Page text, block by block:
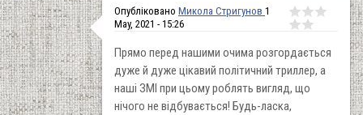
Опубліковано Микола Стригунов 1
May, 2021 - 15:26
Прямо перед нашими очима розгордається
дуже й дуже цікавий політичний триллер, а
наші ЗМІ при цьому роблять вигляд, що
нічого не відбувається! Будь-ласка,